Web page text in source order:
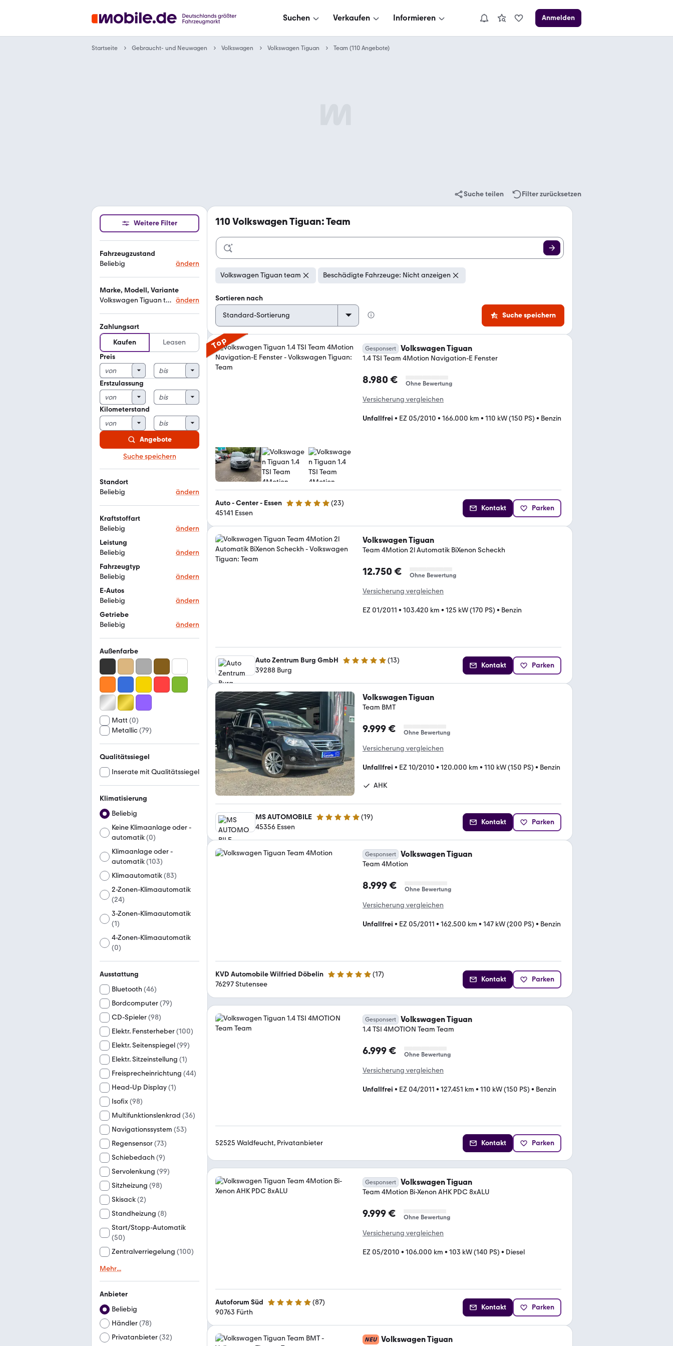
Suchen Verkaufen Informieren Anmelden
Startseite Gebraucht- und Neuwagen Volkswagen Volkswagen Tiguan Team (110 Angebote)
Suche teilen Filter zurücksetzen
Weitere Filter
Fahrzeugzustand
Beliebig
ändern
Marke, Modell, Variante
Volkswagen Tiguan team ändern
Zahlungsart
Kaufen
Leasen
Preis
Erstzulassung
Kilometerstand
Angebote
Suche speichern
Standort
Beliebig
ändern
Kraftstoffart
Beliebig
ändern
Leistung
Beliebig
ändern
Fahrzeugtyp
Beliebig
ändern
E-Autos
Beliebig
ändern
Getriebe
Beliebig
ändern
Außenfarbe
Matt (0)
Metallic(79)
Qualitätssiegel
Inserate mit Qualitätssiegel
Klimatisierung
Beliebig
Keine Klimaanlage oder -
automatik(0)
Klimaanlage oder -
automatik(103)
Klimaautomatik(83)
2-Zonen-Klimaautomatik
(24)
3-Zonen-Klimaautomatik
(1)
4-Zonen-Klimaautomatik
(0)
Ausstattung
Bluetooth (46)
Bordcomputer(79)
CD-Spieler(98)
Elektr. Fensterheber(100)
Elektr. Seitenspiegel(99)
Elektr. Sitzeinstellung (1)
Freisprecheinrichtung (44)
Head-Up Display(1)
Isofix(98)
Multifunktionslenkrad (36)
Navigationssystem (53)
Regensensor(73)
Schiebedach (9)
Servolenkung (99)
Sitzheizung (98)
Skisack(2)
Standheizung (8)
Start/Stopp-Automatik
(50)
Zentralverriegelung (100)
Mehr...
Anbieter
Beliebig
Händler(78)
Privatanbieter(32)
110 Volkswagen Tiguan: Team
Volkswagen Tiguan team Beschädigte Fahrzeuge: Nicht anzeigen
Sortieren nach
Suche speichern
Top Gesponsert Volkswagen Tiguan
1.4 TSI Team 4Motion Navigation-E Fenster
8.980 € Ohne Bewertung
Versicherung vergleichen
Unfallfrei • EZ 05/2010 • 166.000 km • 110 kW (150 PS) • Benzin
Auto - Center - Essen 5 Sterne (23)
45141 Essen
Kontakt Parken
Volkswagen Tiguan
Team 4Motion 2l Automatik BiXenon Scheckh
12.750 € Ohne Bewertung
Versicherung vergleichen
EZ 01/2011 • 103.420 km • 125 kW (170 PS) • Benzin
Auto Zentrum Burg GmbH 5 Sterne (13)
39288 Burg
Kontakt Parken
Volkswagen Tiguan
Team BMT
9.999 € Ohne Bewertung
Versicherung vergleichen
Unfallfrei • EZ 10/2010 • 120.000 km • 110 kW (150 PS) • Benzin
AHK
MS AUTOMOBILE 4.8 Sterne (19)
45356 Essen
Kontakt Parken
Gesponsert Volkswagen Tiguan
Team 4Motion
8.999 € Ohne Bewertung
Versicherung vergleichen
Unfallfrei • EZ 05/2011 • 162.500 km • 147 kW (200 PS) • Benzin
KVD Automobile Wilfried Döbelin 4.8 Sterne (17)
76297 Stutensee
Kontakt Parken
Gesponsert Volkswagen Tiguan
1.4 TSI 4MOTION Team Team
6.999 € Ohne Bewertung
Versicherung vergleichen
Unfallfrei • EZ 04/2011 • 127.451 km • 110 kW (150 PS) • Benzin
52525 Waldfeucht, Privatanbieter Kontakt Parken
Gesponsert Volkswagen Tiguan
Team 4Motion Bi-Xenon AHK PDC 8xALU
9.999 € Ohne Bewertung
Versicherung vergleichen
EZ 05/2010 • 106.000 km • 103 kW (140 PS) • Diesel
Autoforum Süd 5 Sterne (87)
90763 Fürth
Kontakt Parken
NEU Volkswagen Tiguan